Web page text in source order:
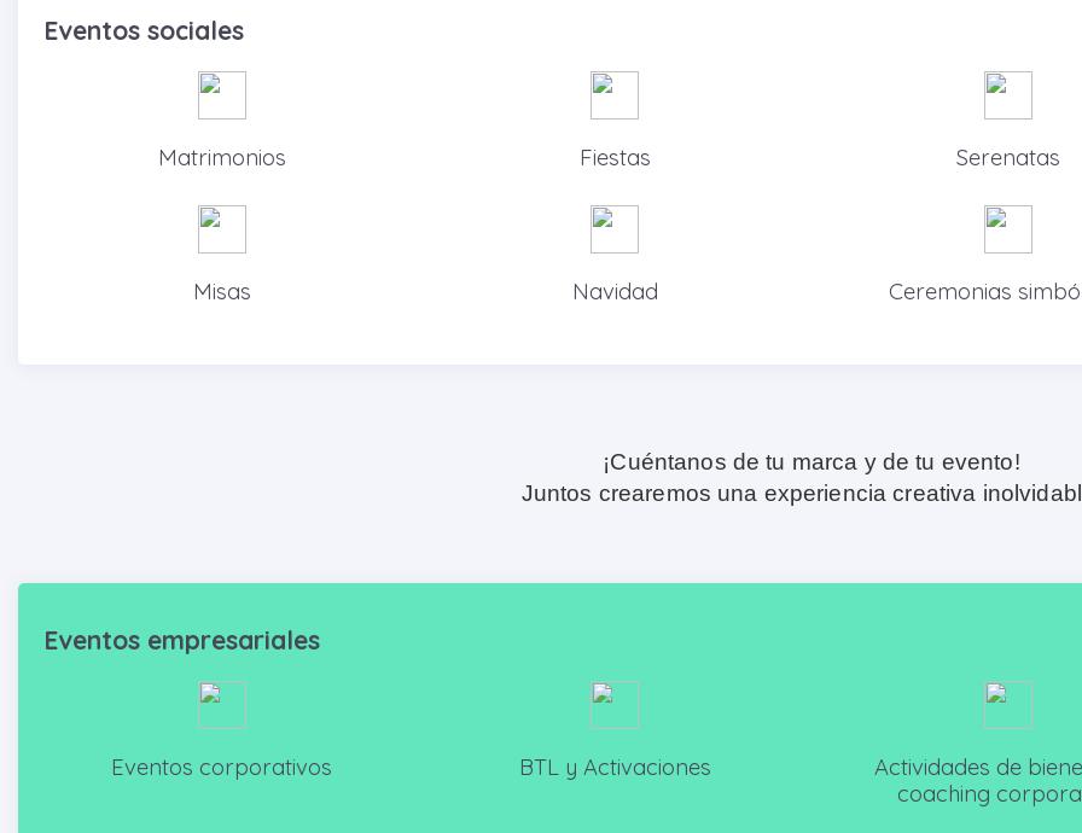
Eventos sociales
Matrimonios Fiestas Serenatas
Misas Navidad Ceremonias
¡Cuéntanos de tu marca y de tu evento!
Juntos crearemos una experiencia creativa
Eventos empresariales
Eventos corporativos BTL y Activaciones
Actividades de
coaching